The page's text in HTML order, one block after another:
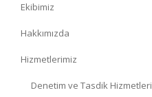
Ekibimiz
Hakkımızda
Hizmetlerimiz
Denetim ve Tasdik Hizmetleri